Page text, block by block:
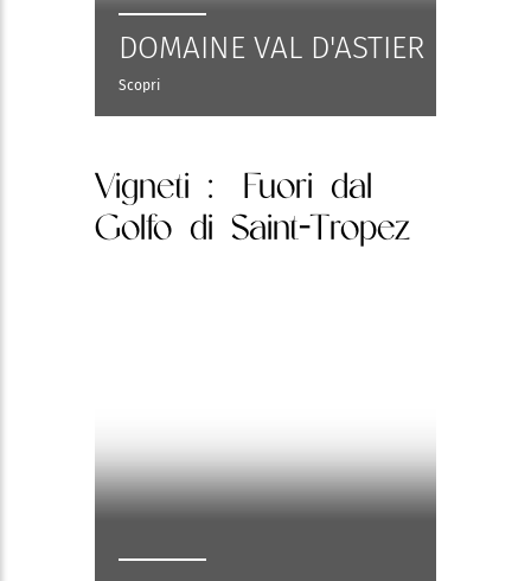
DOMAINE VAL D'ASTIER
Scopri
Vigneti : Fuori dal
Golfo di Saint-Tropez